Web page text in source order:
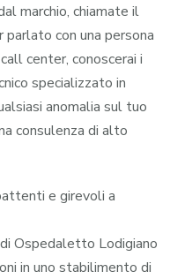
marchio, chiamate il
parlato con una persona
center, conoscerai i
specializzato in
anomalia sul tuo
consulenza di alto
e girevoli a
Ospedaletto Lodigiano
in uno stabilimento di